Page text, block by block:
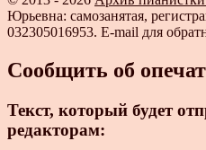
Юрьевна: самозанятая,
032305016953. E-mail для
Сообщить об
Текст, который будет
редакторам: